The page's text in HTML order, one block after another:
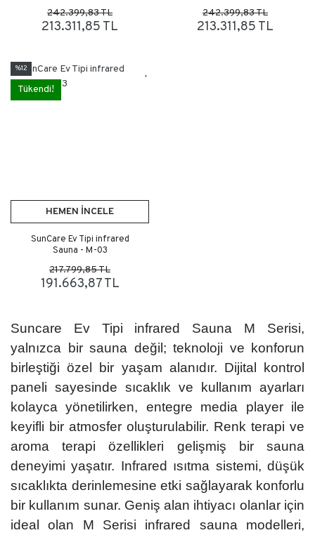
242.399,83 TL
213.311,85 TL
242.399,83 TL
213.311,85 TL
%12
Tükendi!
HEMEN İNCELE
SunCare Ev Tipi infrared
Sauna - M-03
217.799,85 TL
191.663,87 TL
Suncare Ev Tipi infrared Sauna M Serisi,
yalnızca bir sauna değil; teknoloji ve konforun
birleştiği özel bir yaşam alanıdır. Dijital kontrol
paneli sayesinde sıcaklık ve kullanım ayarları
kolayca yönetilirken, entegre media player ile
keyifli bir atmosfer oluşturulabilir. Renk terapi ve
aroma terapi özellikleri gelişmiş bir sauna
deneyimi yaşatır. Infrared ısıtma sistemi, düşük
sıcaklıkta derinlemesine etki sağlayarak konforlu
bir kullanım sunar. Geniş alan ihtiyacı olanlar için
ideal olan M Serisi infrared sauna modelleri,